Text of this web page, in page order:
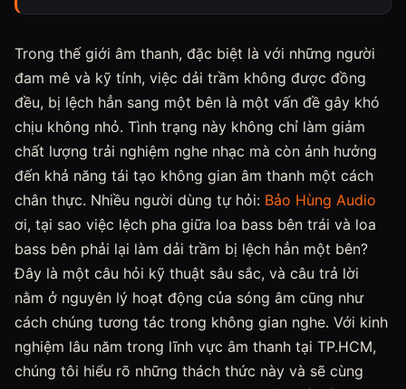
Trong thế giới âm thanh, đặc biệt là với những người
đam mê và kỹ tính, việc dải trầm không được đồng
đều, bị lệch hẳn sang một bên là một vấn đề gây khó
chịu không nhỏ. Tình trạng này không chỉ làm giảm
chất lượng trải nghiệm nghe nhạc mà còn ảnh hưởng
đến khả năng tái tạo không gian âm thanh một cách
chân thực. Nhiều người dùng tự hỏi: Bảo Hùng Audio
ơi, tại sao việc lệch pha giữa loa bass bên trái và loa
bass bên phải lại làm dải trầm bị lệch hẳn một bên?
Đây là một câu hỏi kỹ thuật sâu sắc, và câu trả lời
nằm ở nguyên lý hoạt động của sóng âm cũng như
cách chúng tương tác trong không gian nghe. Với kinh
nghiệm lâu năm trong lĩnh vực âm thanh tại TP.HCM,
chúng tôi hiểu rõ những thách thức này và sẽ cùng